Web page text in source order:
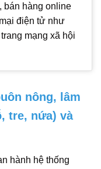
bán hàng online
điện tử như
mạng xã hội
nông, lâm
tre, nứa) và
hành hệ thống